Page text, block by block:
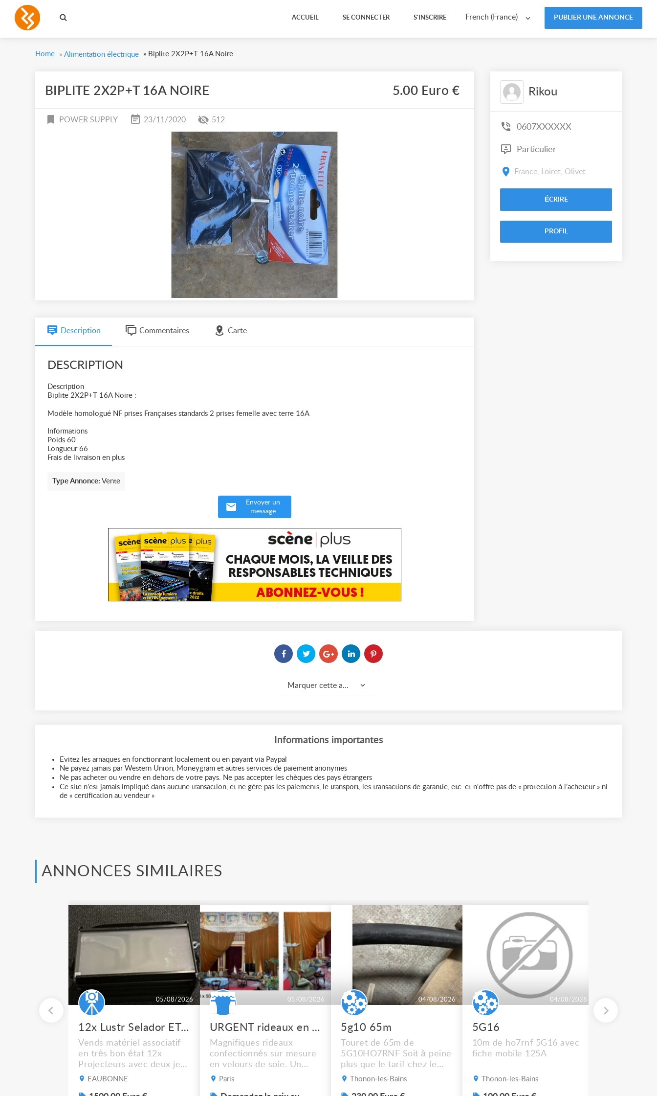
French (France) PUBLIER UNE ANNONCE
ACCUEIL SE CONNECTER S'INSCRIRE
Home » Alimentation électrique » Biplite 2X2P+T 16A Noire
BIPLITE 2X2P+T 16A NOIRE 5.00 Euro €
POWER SUPPLY 23/11/2020 512
Description Commentaires Carte
DESCRIPTION
Description
Biplite 2X2P+T 16A Noire :
Modèle homologué NF prises Françaises standards 2 prises femelle avec terre 16A
Informations
Poids 60
Longueur 66
Frais de livraison en plus
Type Annonce: Vente
Envoyer un
message
Rikou
0607XXXXXX
Particulier
France, Loiret, Olivet
ÉCRIRE
PROFIL
Marquer cette annonce comme...
Informations importantes
Evitez les arnaques en fonctionnant localement ou en payant via Paypal
Ne payez jamais par Western Union, Moneygram et autres services de paiement anonymes
Ne pas acheter ou vendre en dehors de votre pays. Ne pas accepter les chèques des pays étrangers
Ce site n'est jamais impliqué dans aucune transaction, et ne gère pas les paiements, le transport, les transactions de garantie, etc. et n'offre pas de « protection à l’acheteur » ni
de « certification au vendeur »
ANNONCES SIMILAIRES
05/08/2026
12x Lustr Selador ETC Led 7x colors filtres
Vends matériel associatif
en très bon état 12x
Projecteurs avec deux jeux
de filtre filtre Lustr Selador
EAUBONNE
05/08/2026
URGENT rideaux en velours de soie
Magnifiques rideaux
confectionnés sur mesure
en velours de soie. Un
cadre de scène rouge, un
Paris
04/08/2026
5g10 65m
Touret de 65m de
5G10HO7RNF Soit à peine
plus que le tarif chez le
récupérateur Mais
Thonon-les-Bains
04/08/2026
5G16
10m de ho7rnf 5G16 avec
fiche mobile 125A
Thonon-les-Bains